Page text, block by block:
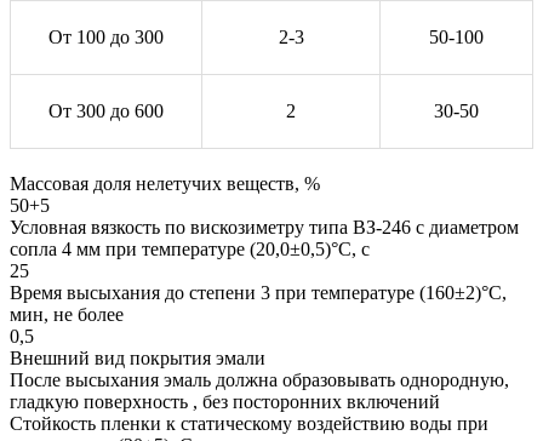
От 100 до 300 2-3 50-100
От 300 до 600 2 30-50
Массовая доля нелетучих веществ, %
50+5
Условная вязкость по вискозиметру типа ВЗ-246 с диаметром
сопла 4 мм при температуре (20,0±0,5)°С, с
25
Время высыхания до степени 3 при температуре (160±2)°С,
мин, не более
0,5
Внешний вид покрытия эмали
После высыхания эмаль должна образовывать однородную,
гладкую поверхность , без посторонних включений
Стойкость пленки к статическому воздействию воды при